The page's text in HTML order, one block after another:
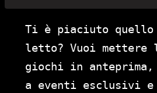
Ti è piaciuto quello
letto? Vuoi mettere
giochi in anteprima,
a eventi esclusivi e